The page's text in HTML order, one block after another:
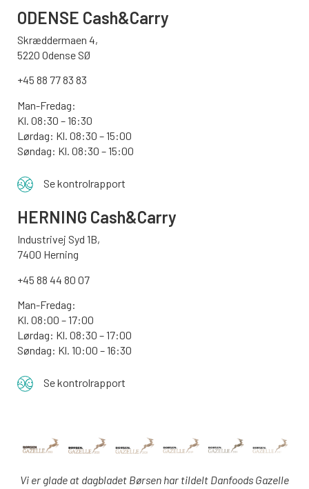
ODENSE Cash&Carry
Skræddermaen 4,
5220 Odense SØ
+45 88 77 83 83
Man-Fredag:
Kl. 08:30 – 16:30
Lørdag: Kl. 08:30 – 15:00
Søndag: Kl. 08:30 – 15:00
Se kontrolrapport
HERNING Cash&Carry
Industrivej Syd 1B,
7400 Herning
+45 88 44 80 07
Man-Fredag:
Kl. 08:00 – 17:00
Lørdag: Kl. 08:30 – 17:00
Søndag: Kl. 10:00 – 16:30
Se kontrolrapport
Vi er glade at dagbladet Børsen har tildelt Danfoods Gazelle